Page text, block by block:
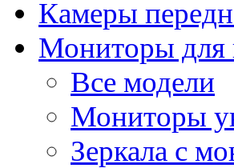
Камеры
Мониторы для
Все модели
Мониторы
Зеркала с